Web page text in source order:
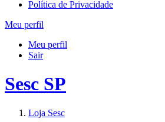
Política de Privacidade
Meu perfil
Meu perfil
Sair
Sesc SP
Loja Sesc